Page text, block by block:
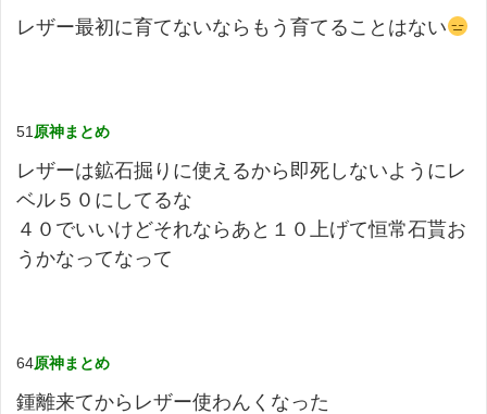
レザー最初に育てないならもう育てることはない
51 原神まとめ
レザーは鉱石掘りに使えるから即死しないようにレ
ベル５０にしてるな
４０でいいけどそれならあと１０上げて恒常石貰お
うかなってなって
64原神まとめ
鍾離来てからレザー使わんくなった